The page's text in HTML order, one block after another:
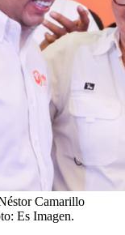
Camarillo
Es Imagen.